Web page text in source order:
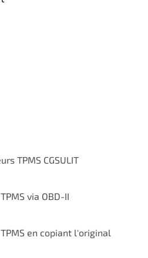
TPMS CGSULIT
via OBD-II
en copiant l'original